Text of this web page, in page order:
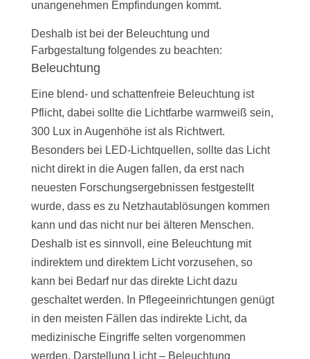
unangenehmen Empfindungen kommt.
Deshalb ist bei der Beleuchtung und
Farbgestaltung folgendes zu beachten:
Beleuchtung
Eine blend- und schattenfreie Beleuchtung ist
Pflicht, dabei sollte die Lichtfarbe warmweiß sein,
300 Lux in Augenhöhe ist als Richtwert.
Besonders bei LED-Lichtquellen, sollte das Licht
nicht direkt in die Augen fallen, da erst nach
neuesten Forschungsergebnissen festgestellt
wurde, dass es zu Netzhautablösungen kommen
kann und das nicht nur bei älteren Menschen.
Deshalb ist es sinnvoll, eine Beleuchtung mit
indirektem und direktem Licht vorzusehen, so
kann bei Bedarf nur das direkte Licht dazu
geschaltet werden. In Pflegeeinrichtungen genügt
in den meisten Fällen das indirekte Licht, da
medizinische Eingriffe selten vorgenommen
werden. Darstellung Licht – Beleuchtung